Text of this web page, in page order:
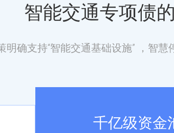
智能交通专项债
明确支持“智能交通基础设施” ，智
千亿级资金